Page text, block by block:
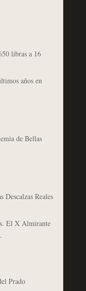
libras a 16
años en
de Bellas
Descalzas Reales
El X Almirante
Prado